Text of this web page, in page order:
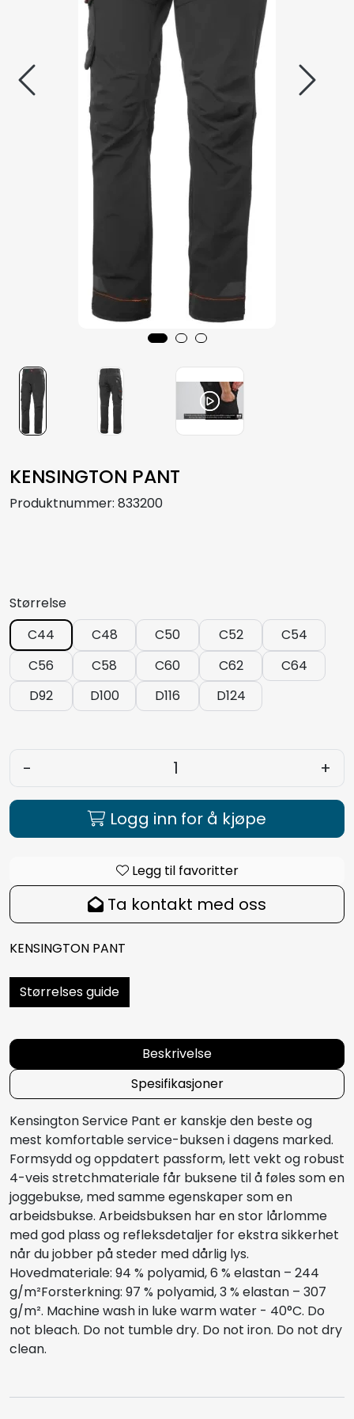
KENSINGTON PANT
Produktnummer: 833200
Størrelse
C44
C48 C50 C52
C54
C56
C58 C60 C62
C64
D92
D100 D116 D124
- +
Logg inn for å kjøpe
Legg til favoritter
Ta kontakt med oss
KENSINGTON PANT
Størrelses guide
Beskrivelse
Spesifikasjoner
Kensington Service Pant er kanskje den beste og
mest komfortable service-buksen i dagens marked.
Formsydd og oppdatert passform, lett vekt og robust
4-veis stretchmateriale får buksene til å føles som en
joggebukse, med samme egenskaper som en
arbeidsbukse. Arbeidsbuksen har en stor lårlomme
med god plass og refleksdetaljer for ekstra sikkerhet
når du jobber på steder med dårlig lys.
Hovedmateriale: 94 % polyamid, 6 % elastan – 244
g/m²Forsterkning: 97 % polyamid, 3 % elastan – 307
g/m². Machine wash in luke warm water - 40°C. Do
not bleach. Do not tumble dry. Do not iron. Do not dry
clean.